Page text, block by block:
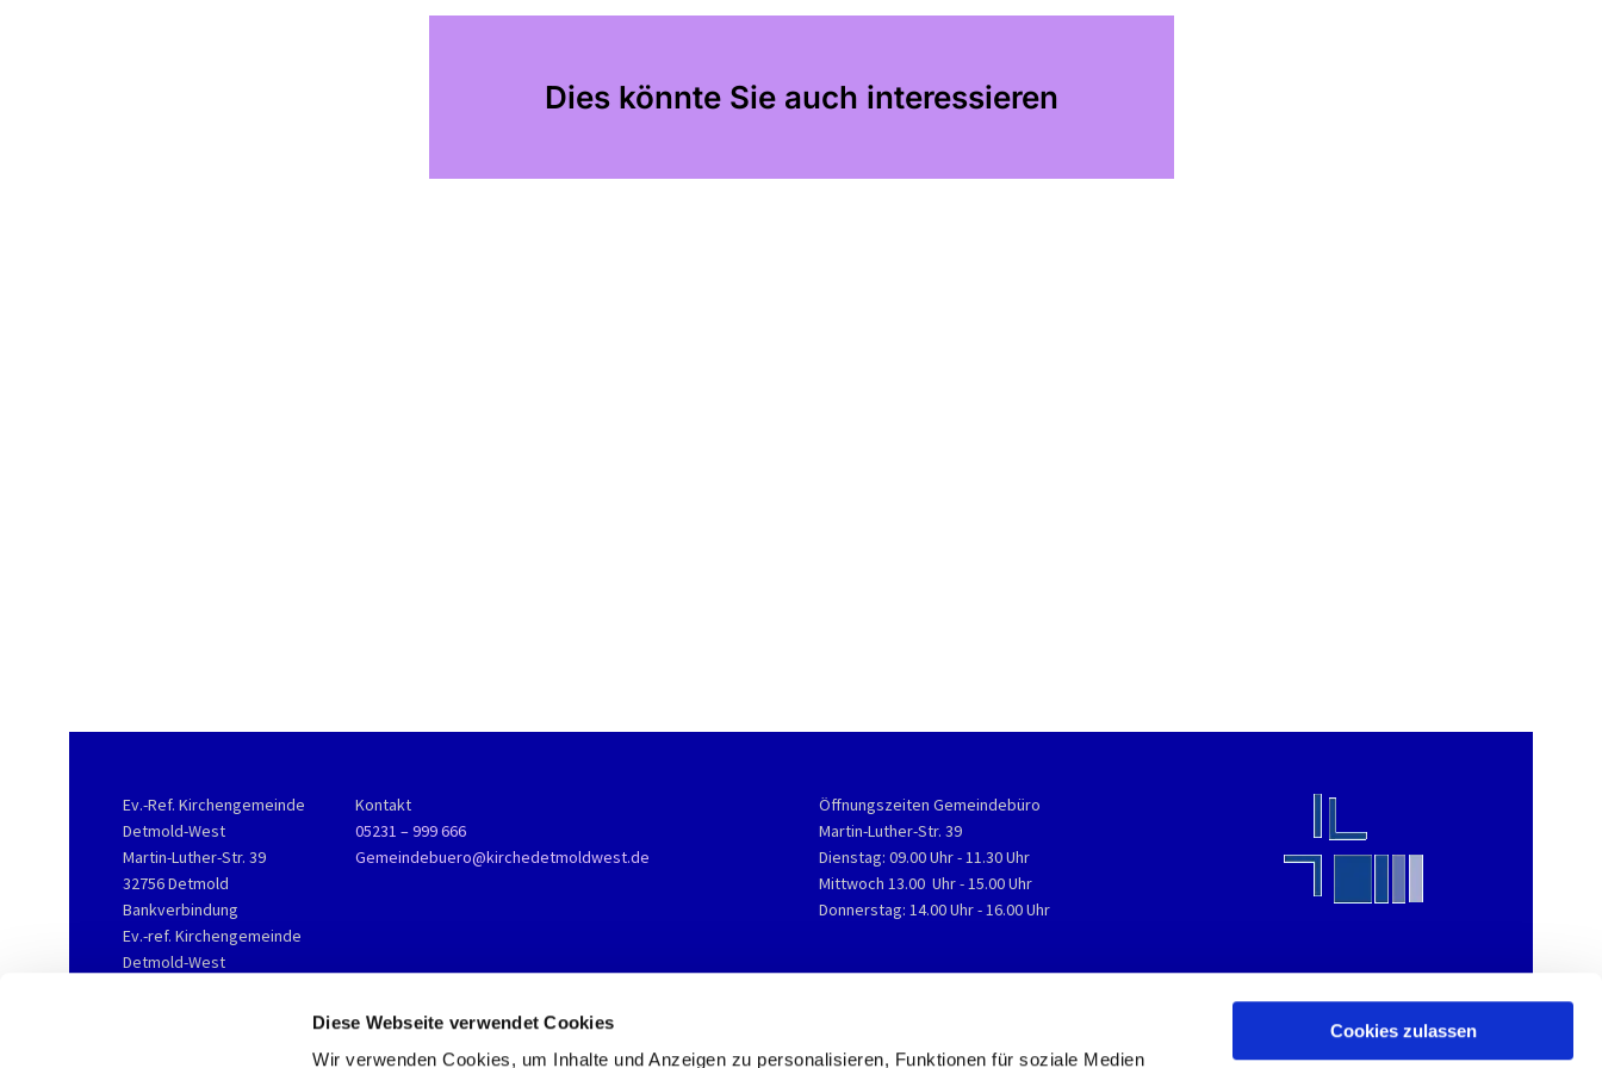
Diese Webseite verwendet Cookies
Wir verwenden Cookies, um Inhalte und Anzeigen zu personalisieren, Funktionen für soziale Medien
Cookies zulassen
Dies könnte Sie auch interessieren
Ev.-Ref. Kirchengemeinde
Detmold-West
Martin-Luther-Str. 39
32756 Detmold
Bankverbindung
Ev.-ref. Kirchengemeinde
Detmold-West
Kontakt
05231 – 999 666
Gemeindebuero@kirchedetmoldwest.de
Öffnungszeiten Gemeindebüro
Martin-Luther-Str. 39
Dienstag: 09.00 Uhr - 11.30 Uhr
Mittwoch 13.00 Uhr - 15.00 Uhr
Donnerstag: 14.00 Uhr - 16.00 Uhr